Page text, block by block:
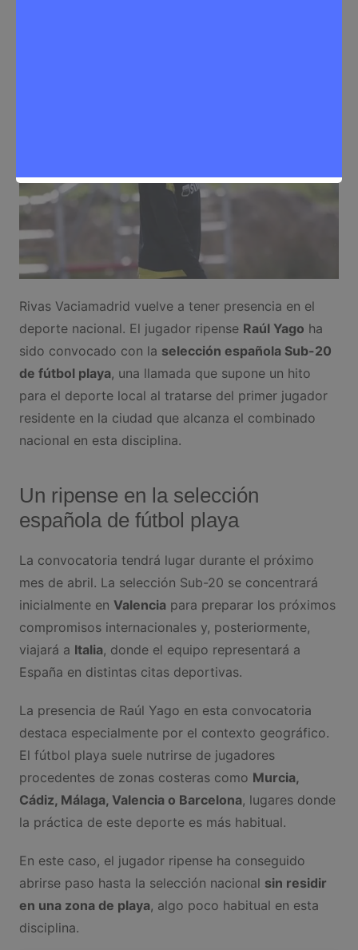
Rivas Vaciamadrid vuelve a tener presencia en el
deporte nacional. El jugador ripense Raúl Yago ha
sido convocado con la selección española Sub-20
de fútbol playa, una llamada que supone un hito
para el deporte local al tratarse del primer jugador
residente en la ciudad que alcanza el combinado
nacional en esta disciplina.
Un ripense en la selección
española de fútbol playa
La convocatoria tendrá lugar durante el próximo
mes de abril. La selección Sub-20 se concentrará
inicialmente en Valenciapara preparar los próximos
compromisos internacionales y, posteriormente,
viajará a Italia, donde el equipo representará a
España en distintas citas deportivas.
La presencia de Raúl Yago en esta convocatoria
destaca especialmente por el contexto geográfico.
El fútbol playa suele nutrirse de jugadores
procedentes de zonas costeras como Murcia,
Cádiz, Málaga, Valencia o Barcelona, lugares donde
la práctica de este deporte es más habitual.
En este caso, el jugador ripense ha conseguido
abrirse paso hasta la selección nacional sin residir
en una zona de playa, algo poco habitual en esta
disciplina.